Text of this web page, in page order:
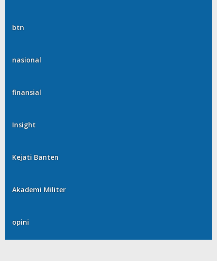
btn
nasional
finansial
Insight
Kejati Banten
Akademi Militer
opini